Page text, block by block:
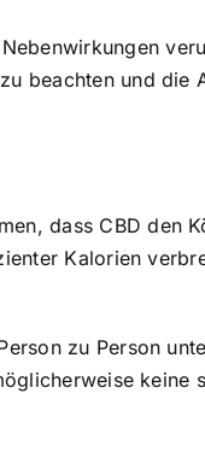
beachten und die
dass CBD den
Kalorien
zu Person
keine